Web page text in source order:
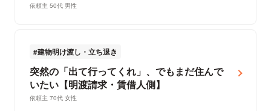
依頼主 50代 男性
建物明け渡し・立ち退き
突然の「出て行ってくれ」、でもまだ住んで
いたい【明渡請求・賃借人側】
依頼主 70代 女性